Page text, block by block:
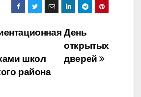
День
открытых
дверей
школ
района